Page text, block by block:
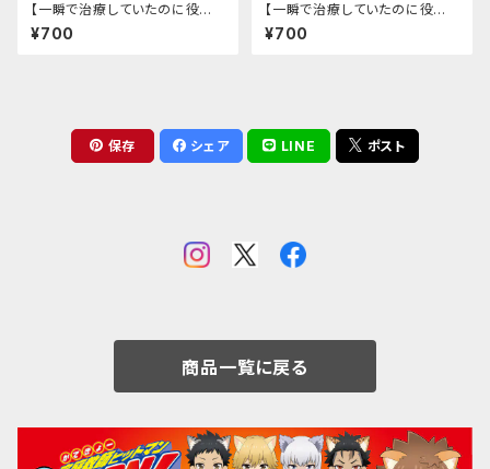
【一瞬で治療していたのに役立
たずと追放された天才治癒師、
闇ヒーラーとして楽しく生きる】
¥700
【一瞬で治療していたのに役立
たずと追放された天才治癒師、
闇ヒーラーとして楽しく生きる】
¥700
保存 シェア LINE ポスト
商品一覧に戻る